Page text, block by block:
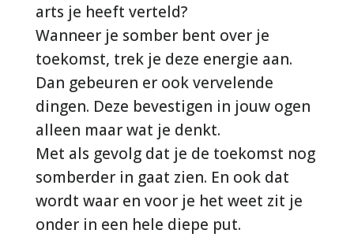
arts je heeft verteld?
Wanneer je somber bent over je
toekomst, trek je deze energie aan.
Dan gebeuren er ook vervelende
dingen. Deze bevestigen in jouw ogen
alleen maar wat je denkt.
Met als gevolg dat je de toekomst nog
somberder in gaat zien. En ook dat
wordt waar en voor je het weet zit je
onder in een hele diepe put.